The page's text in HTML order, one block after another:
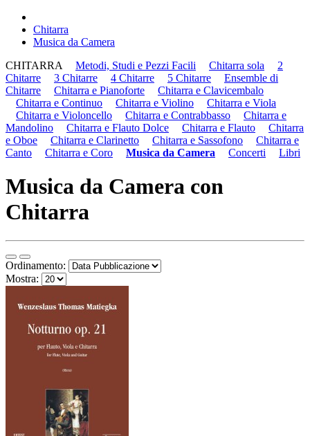
Chitarra
Musica da Camera
CHITARRA
Metodi, Studi e Pezzi Facili Chitarra sola
2
Chitarre
3 Chitarre 4 Chitarre 5 Chitarre
Ensemble di
Chitarre
Chitarra e Pianoforte
Chitarra e Clavicembalo
Chitarra e Continuo
Chitarra e Violino
Chitarra e Viola
Chitarra e Violoncello
Chitarra e Contrabbasso
Chitarra e
Mandolino
Chitarra e Flauto Dolce Chitarra e Flauto
Chitarra
e Oboe
Chitarra e Clarinetto Chitarra e Sassofono
Chitarra e
Canto
Chitarra e Coro Musica da Camera Concerti Libri
Musica da Camera con
Chitarra
Ordinamento:
Mostra: